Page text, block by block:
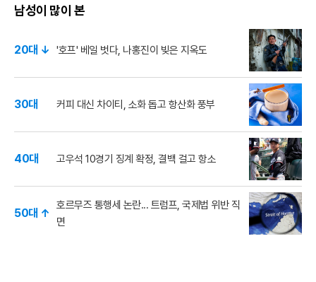
남성이 많이 본
20대 ↓ '호프' 베일 벗다, 나홍진이 빚은 지옥도
30대 커피 대신 차이티, 소화 돕고 항산화 풍부
40대 고우석 10경기 징계 확정, 결백 걸고 항소
50대 ↑
호르무즈 통행세 논란... 트럼프, 국제법 위반 직
면